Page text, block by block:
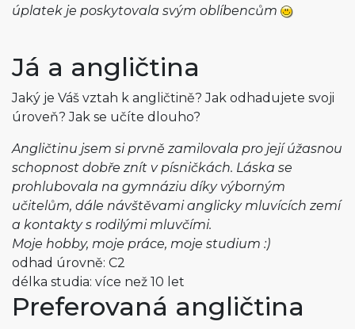
úplatek je poskytovala svým oblíbencům
Já a angličtina
Jaký je Váš vztah k angličtině? Jak odhadujete svoji
úroveň? Jak se učíte dlouho?
Angličtinu jsem si prvně zamilovala pro její úžasnou
schopnost dobře znít v písničkách. Láska se
prohlubovala na gymnáziu díky výborným
učitelům, dále návštěvami anglicky mluvících zemí
a kontakty s rodilými mluvčími.
Moje hobby, moje práce, moje studium :)
odhad úrovně: C2
délka studia: více než 10 let
Preferovaná angličtina